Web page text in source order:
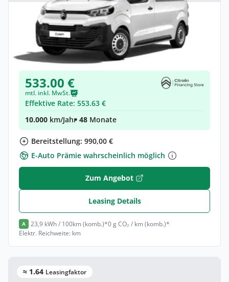
Privat & Gewerbe
Citroën Jumpy Kombi Kombi (Länge M)
Elektro •Automatik •
Neuwagen(konfigurierbar)
533.00 €
mtl. inkl. MwSt.
Effektive Rate: 553.63 €
10.000 km/Jahr• 48 Monate
Bereitstellung: 990,00 €
E-Auto Prämie wahrscheinlich möglich
Zum Angebot
Leasing Details
A 23,9 kWh / 100km (komb.)*0 g CO₂ / km (komb.)*
Elektr. Reichweite: km
≈ 1.64 Leasingfaktor